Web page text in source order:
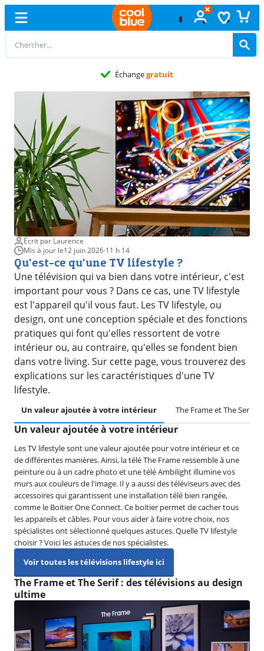
Échangegratuit
Écrit par Laurence
Mis à jour le12 juin 2026·11 h 14
Qu'est-ce qu'une TV lifestyle ?
Une télévision qui va bien dans votre intérieur, c'est
important pour vous ? Dans ce cas, une TV lifestyle
est l'appareil qu'il vous faut. Les TV lifestyle, ou
design, ont une conception spéciale et des fonctions
pratiques qui font qu'elles ressortent de votre
intérieur ou, au contraire, qu'elles se fondent bien
dans votre living. Sur cette page, vous trouverez des
explications sur les caractéristiques d'une TV
lifestyle.
Un valeur ajoutée à votre intérieur The Frame et The Serif
Un valeur ajoutée à votre intérieur
Les TV lifestyle sont une valeur ajoutée pour votre intérieur et ce
de différentes manières. Ainsi, la télé The Frame ressemble à une
peinture ou à un cadre photo et une télé Ambilight illumine vos
murs aux couleurs de l'image. Il y a aussi des téléviseurs avec des
accessoires qui garantissent une installation télé bien rangée,
comme le Boitier One Connect. Ce boitier permet de cacher tous
les appareils et câbles. Pour vous aider à faire votre choix, nos
spécialistes ont sélectionné quelques astuces. Quelle TV lifestyle
choisir ? Voici les astuces de nos spécialistes.
Voir toutes les télévisions lifestyle ici
The Frame et The Serif : des télévisions au design
ultime